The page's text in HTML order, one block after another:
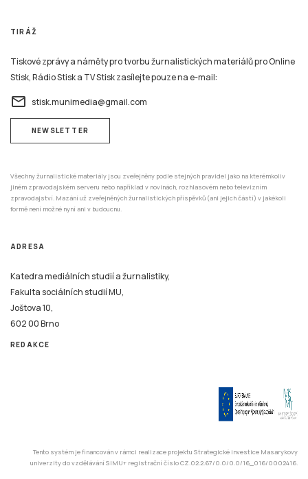
TIRÁŽ
Tiskové zprávy a náměty pro tvorbu žurnalistických materiálů pro Online
Stisk, Rádio Stisk a TV Stisk zasílejte pouze na e-mail:
email stisk.munimedia@gmail.com
NEWSLETTER
Všechny žurnalistické materiály jsou zveřejněny podle stejných pravidel jako na kterémkoliv
jiném zpravodajském serveru nebo například v novinách, rozhlasovém nebo televizním
zpravodajství. Mazání už zveřejněných žurnalistických příspěvků (ani jejich částí) v jakékoli
formě není možné nyní ani v budoucnu.
ADRESA
Katedra mediálních studií a žurnalistiky,
Fakulta sociálních studií MU,
Joštova 10,
602 00 Brno
REDAKCE
Tento systém je financován v rámci realizace projektu Strategické investice Masarykovy
univerzity do vzdělávání SIMU+ registrační číslo CZ.02.2.67/0.0/0.0/16_016/0002416.